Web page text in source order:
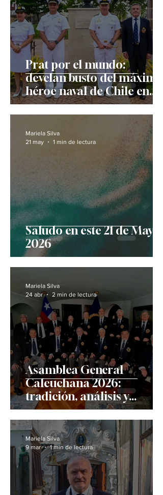
Prat por el mundo:
develan busto del máximo
héroe naval de Chile en
Cartagena de Indias
Saludo en este 21 de Mayo
2026
Mariela Silva
21 may
1 min de lectura
Asamblea General
Caleuchana 2026:
tradición, análisis y
proyección de futuro en el
Buque Madre
Mariela Silva
24 abr
2 min de lectura
Mariela Silva
9 mar
1 min de lectura